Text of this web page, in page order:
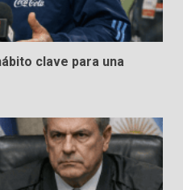
clave para una